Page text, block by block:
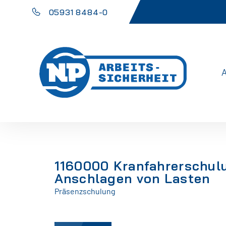
05931 8484-0
1160000
Anschlagen von Lasten
Präsenzschulung